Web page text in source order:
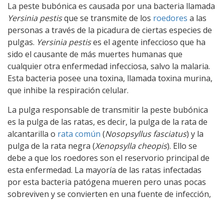
La peste bubónica es causada por una bacteria llamada
Yersinia pestisque se transmite de los roedores a las
personas a través de la picadura de ciertas especies de
pulgas. Yersinia pestises el agente infeccioso que ha
sido el causante de más muertes humanas que
cualquier otra enfermedad infecciosa, salvo la malaria.
Esta bacteria posee una toxina, llamada toxina murina,
que inhibe la respiración celular.
La pulga responsable de transmitir la peste bubónica
es la pulga de las ratas, es decir, la pulga de la rata de
alcantarilla o rata común (Nosopsyllus fasciatus) y la
pulga de la rata negra (Xenopsylla cheopis). Ello se
debe a que los roedores son el reservorio principal de
esta enfermedad. La mayoría de las ratas infectadas
por esta bacteria patógena mueren pero unas pocas
sobreviven y se convierten en una fuente de infección,